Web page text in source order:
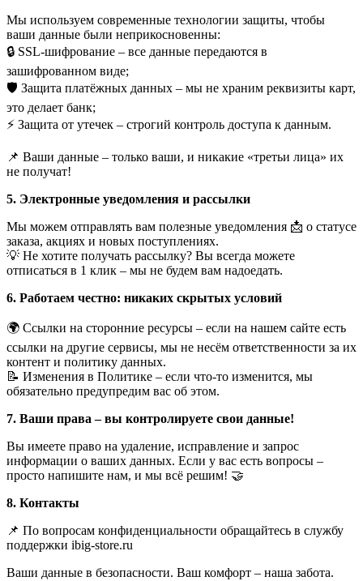
Мы используем современные технологии защиты, чтобы
ваши данные были неприкосновенны:
🔒 SSL-шифрование – все данные передаются в
зашифрованном виде;
🛡️ Защита платёжных данных – мы не храним реквизиты карт,
это делает банк;
⚡️ Защита от утечек – строгий контроль доступа к данным.
📌 Ваши данные – только ваши, и никакие «третьи лица» их
не получат!
5. Электронные уведомления и рассылки
Мы можем отправлять вам полезные уведомления 📩 о статусе
заказа, акциях и новых поступлениях.
💡 Не хотите получать рассылку? Вы всегда можете
отписаться в 1 клик – мы не будем вам надоедать.
6. Работаем честно: никаких скрытых условий
🌍 Ссылки на сторонние ресурсы – если на нашем сайте есть
ссылки на другие сервисы, мы не несём ответственности за их
контент и политику данных.
📝 Изменения в Политике – если что-то изменится, мы
обязательно предупредим вас об этом.
7. Ваши права – вы контролируете свои данные!
Вы имеете право на удаление, исправление и запрос
информации о ваших данных. Если у вас есть вопросы –
просто напишите нам, и мы всё решим! 🤝
8. Контакты
📌 По вопросам конфиденциальности обращайтесь в службу
поддержки ibig-store.ru
Ваши данные в безопасности. Ваш комфорт – наша забота.